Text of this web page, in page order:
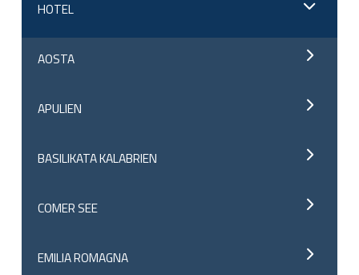
HOTEL
AOSTA
APULIEN
BASILIKATA KALABRIEN
COMER SEE
EMILIA ROMAGNA